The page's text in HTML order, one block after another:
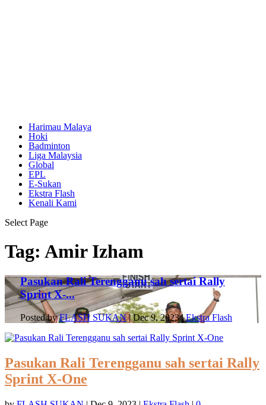
Harimau Malaya
Hoki
Badminton
Liga Malaysia
Global
EPL
E-Sukan
Ekstra Flash
Kenali Kami
Select Page
Tag: Amir Izham
Pasukan Rali Terengganu sah sertai Rally
Sprint X-...
Posted byFLASH SUKAN|Dec 9, 2023|Ekstra Flash
Pasukan Rali Terengganu sah sertai Rally
Sprint X-One